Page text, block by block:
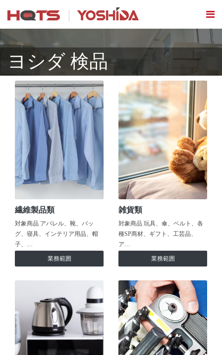
ヨシダ 検品
繊維製品類
対象商品 アパレル、靴、バッ
グ、寝具、インテリア用品、帽
子、…
業務範囲
雑貨類
対象商品 玩具、傘、ベルト、各
種SP商材、ギフト、工芸品、
ア…
業務範囲